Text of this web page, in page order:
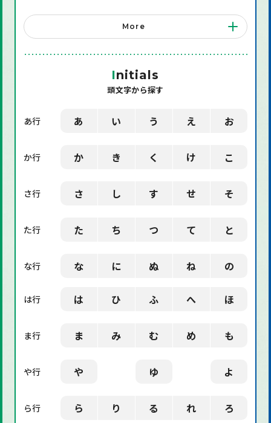
「システム」に関する用語
「店舗備品」に関する用語
「環境」に関する用語
「業界用語」に関する用語
More
Initials
頭文字から探す
あ行 あ い う え お
か行 か き く け こ
さ行 さ し す せ そ
た行 た ち つ て と
な行 な に ぬ ね の
は行 は ひ ふ へ ほ
ま行 ま み む め も
や行 や ゆ よ
ら行 ら り る れ ろ